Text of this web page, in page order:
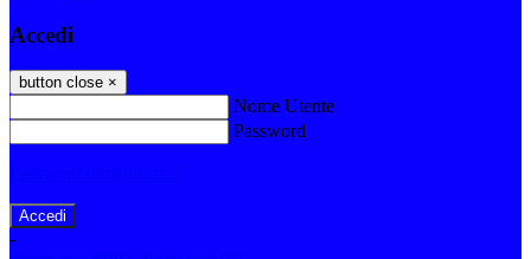
Accedi
button close ×
Nome Utente
Password
-